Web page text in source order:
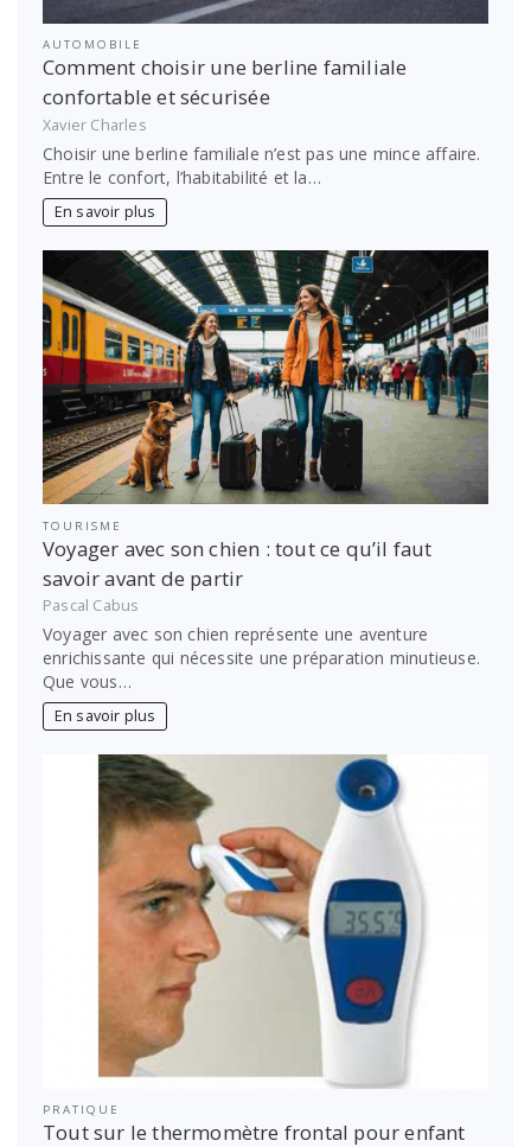
AUTOMOBILE
Comment choisir une berline familiale
confortable et sécurisée
Xavier Charles
Choisir une berline familiale n’est pas une mince affaire.
Entre le confort, l’habitabilité et la…
En savoir plus
TOURISME
Voyager avec son chien : tout ce qu’il faut
savoir avant de partir
Pascal Cabus
Voyager avec son chien représente une aventure
enrichissante qui nécessite une préparation minutieuse.
Que vous…
En savoir plus
PRATIQUE
Tout sur le thermomètre frontal pour enfant